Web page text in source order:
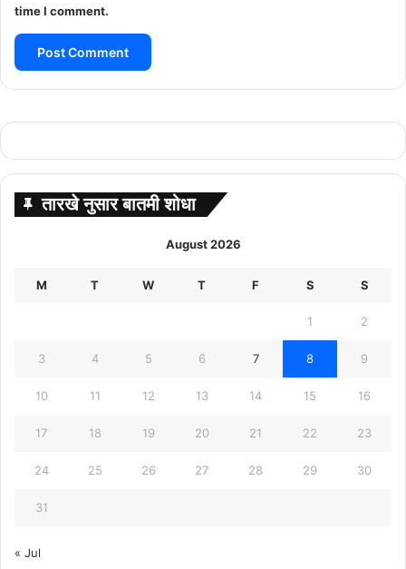
time I comment.
तारखे नुसार बातमी शोधा
August 2026
M T W T F S S
1 2
3 4 5 6 7 8 9
10 11 12 13 14 15 16
17 18 19 20 21 22 23
24 25 26 27 28 29 30
31
« Jul